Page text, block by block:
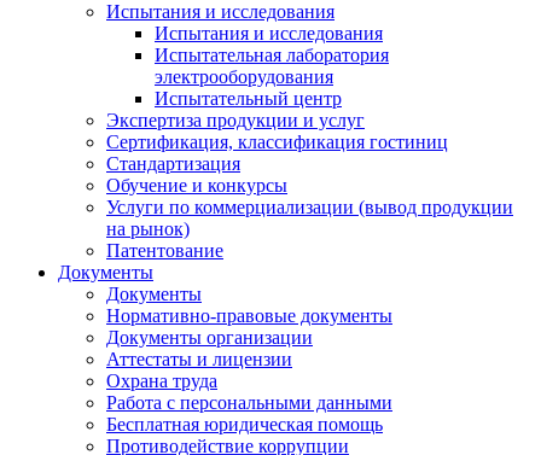
Испытания и исследования
Испытания и исследования
Испытательная лаборатория
электрооборудования
Испытательный центр
Экспертиза продукции и услуг
Сертификация, классификация гостиниц
Стандартизация
Обучение и конкурсы
Услуги по коммерциализации (вывод продукции
на рынок)
Патентование
Документы
Документы
Нормативно-правовые документы
Документы организации
Аттестаты и лицензии
Охрана труда
Работа с персональными данными
Бесплатная юридическая помощь
Противодействие коррупции